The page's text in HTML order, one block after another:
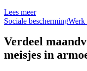
Lees meer
Sociale beschermingWerk
Verdeel
meisjes in